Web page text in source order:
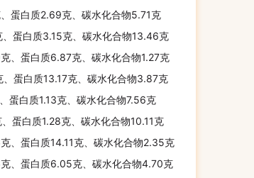
蛋白质2.69克、碳水化合物5.71克
蛋白质3.15克、碳水化合物13.46克
、蛋白质6.87克、碳水化合物1.27克
蛋白质13.17克、碳水化合物3.87克
蛋白质1.13克、碳水化合物7.56克
蛋白质1.28克、碳水化合物10.11克
、蛋白质14.11克、碳水化合物2.35克
、蛋白质6.05克、碳水化合物4.70克